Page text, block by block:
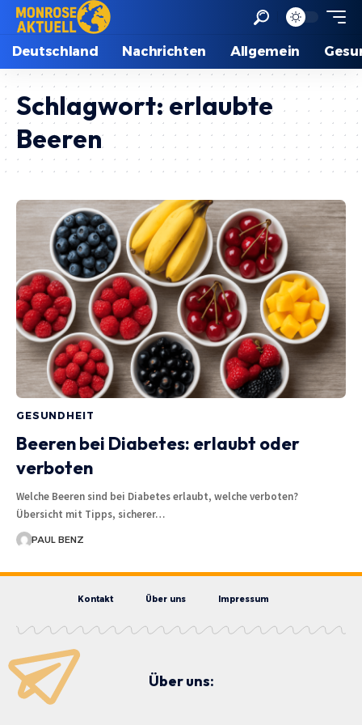
Deutschland Nachrichten Allgemein
Schlagwort:erlaubte
Beeren
GESUNDHEIT
Beeren bei Diabetes: erlaubt oder
verboten
Welche Beeren sind bei Diabetes erlaubt, welche verboten?
Übersicht mit Tipps, sicherer…
PAUL BENZ
Kontakt Über uns Impressum
Über uns: